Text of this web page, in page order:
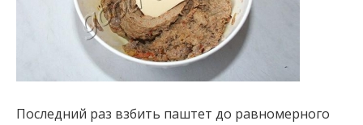
Последний раз взбить паштет до равномерного